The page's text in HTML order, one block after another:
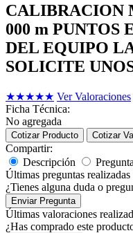
CALIBRACION
000 m PUNTOS
DEL EQUIPO
SOLICITE
★★★★★ Ver Valoraciones
Ficha Técnica:
No agregada
Cotizar Producto Cotizar
Compartir:
Descripción
Últimas preguntas realizadas
¿Tienes alguna duda o
Enviar Pregunta
Últimas valoraciones
¿Has comprado este